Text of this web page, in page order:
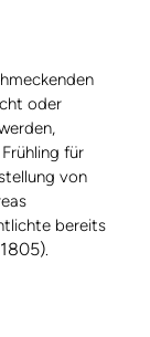
oder
für
von
bereits
.